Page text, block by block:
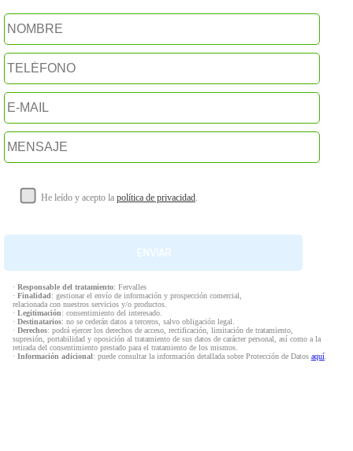
He leído y acepto la política de privacidad.
· Responsable del tratamiento: Fervalles
· Finalidad: gestionar el envío de información y prospección comercial,
relacionada con nuestros servicios y/o productos.
· Legitimación: consentimiento del interesado.
· Destinatarios: no se cederán datos a terceros, salvo obligación legal.
· Derechos: podrá ejercer los derechos de acceso, rectificación, limitación de tratamiento,
supresión, portabilidad y oposición al tratamiento de sus datos de carácter personal, así como a la
retirada del consentimiento prestado para el tratamiento de los mismos.
· Información adicional: puede consultar la información detallada sobre Protección de Datos aquí.